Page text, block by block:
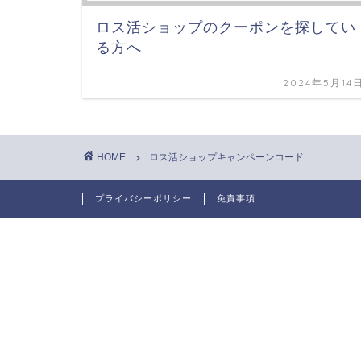
ロス活ショップのクーポンを探してい
る方へ
2024年5月14
HOME ロス活ショップキャンペーンコード
プライバシーポリシー 免責事項